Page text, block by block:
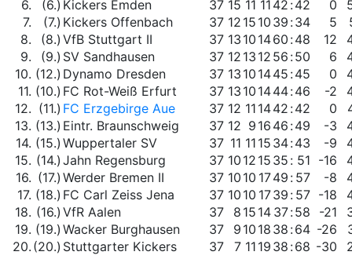
6.
(6.) Kickers Emden 37 15 11 11 42 :42 0
7.
(7.) Kickers Offenbach 37 12 15 10 39 :34 5
8.
(8.) VfB Stuttgart II 37 13 10 1460 :48 12
9.
(9.) SV Sandhausen 37 12 13 12 56 :50 6
10. (12.) Dynamo Dresden 37 13 10 1445 :45 0
11. (10.) FC Rot-Weiß Erfurt 37 13 10 1444:46 -2
12. (11.) FC Erzgebirge Aue 37 12 11 1442 :42 0
13. (13.) Eintr. Braunschweig 37 12 9 16 46 :49 -3
14. (15.) Wuppertaler SV 37 11 11 15 34:43 -9
15. (14.) Jahn Regensburg 37 10 12 15 35 : 51 -16
16. (17.) Werder Bremen II 37 10 10 1749 : 57 -8
17. (18.) FC Carl Zeiss Jena 37 10 10 1739 : 57 -18
18. (16.) VfR Aalen 37 8 15 14 37:58 -21
19. (19.) Wacker Burghausen 37 9 10 18 38 :64 -26
20. (20.) Stuttgarter Kickers 37 7 11 19 38 :68 -30